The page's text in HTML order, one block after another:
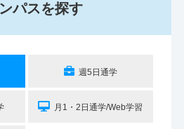
パスを探す
週5日通学
月1・2日通学/Web学習